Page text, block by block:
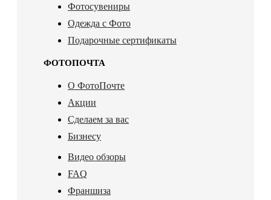
Фотосувениры
Одежда с Фото
Подарочные сертификаты
ФОТОПОЧТА
О ФотоПочте
Акции
Сделаем за вас
Бизнесу
Видео обзоры
FAQ
Франшиза